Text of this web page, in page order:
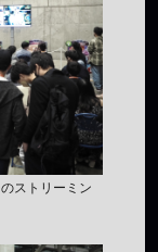
ストリーミン